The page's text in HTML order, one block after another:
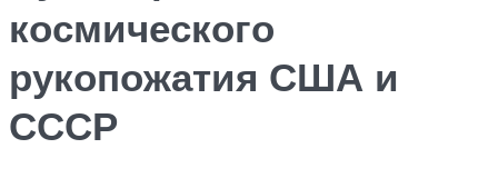
космического
рукопожатия США и
СССР